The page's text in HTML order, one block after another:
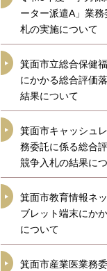
ーター派遣A」業
札の実施について
箕面市立総合保健
にかかる総合評価
結果について
箕面市キャッシュ
務委託に係る総合
競争入札の結果に
箕面市教育情報ネ
ブレット端末にか
について
箕面市産業医業務